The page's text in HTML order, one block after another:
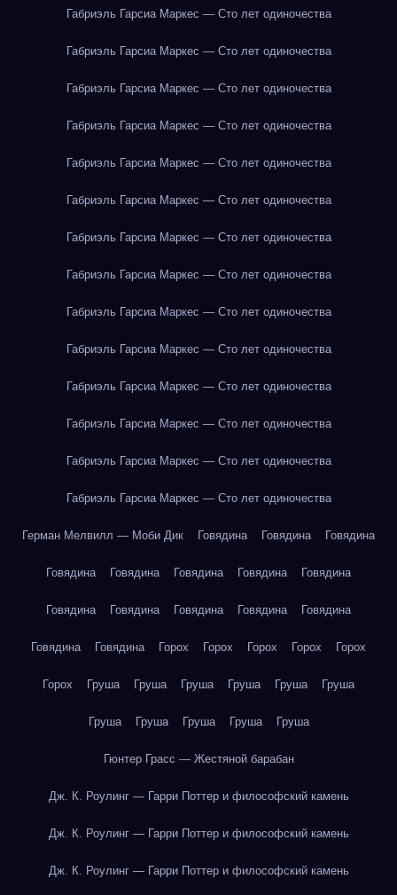
Габриэль Гарсиа Маркес — Сто лет одиночества
Габриэль Гарсиа Маркес — Сто лет одиночества
Габриэль Гарсиа Маркес — Сто лет одиночества
Габриэль Гарсиа Маркес — Сто лет одиночества
Габриэль Гарсиа Маркес — Сто лет одиночества
Габриэль Гарсиа Маркес — Сто лет одиночества
Габриэль Гарсиа Маркес — Сто лет одиночества
Габриэль Гарсиа Маркес — Сто лет одиночества
Габриэль Гарсиа Маркес — Сто лет одиночества
Габриэль Гарсиа Маркес — Сто лет одиночества
Габриэль Гарсиа Маркес — Сто лет одиночества
Габриэль Гарсиа Маркес — Сто лет одиночества
Габриэль Гарсиа Маркес — Сто лет одиночества
Габриэль Гарсиа Маркес — Сто лет одиночества
Герман Мелвилл — Моби Дик Говядина Говядина Говядина
Говядина Говядина Говядина Говядина Говядина
Говядина Говядина Говядина Говядина Говядина
Говядина Говядина Горох Горох Горох Горох Горох
Горох Груша Груша Груша Груша Груша Груша
Груша Груша Груша Груша Груша
Гюнтер Грасс — Жестяной барабан
Дж. К. Роулинг — Гарри Поттер и философский камень
Дж. К. Роулинг — Гарри Поттер и философский камень
Дж. К. Роулинг — Гарри Поттер и философский камень